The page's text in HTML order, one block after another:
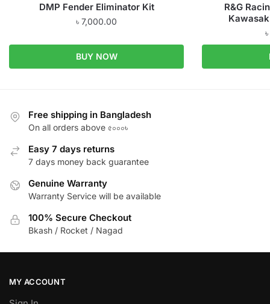
DMP Fender Eliminator Kit
৳ 7,000.00
BUY NOW
R&G
৳
Free shipping in Bangladesh
On all orders above ৫০০০৳
Easy 7 days returns
7 days money back guarantee
Genuine Warranty
Warranty Service will be available
100% Secure Checkout
Bkash / Rocket / Nagad
MY ACCOUNT